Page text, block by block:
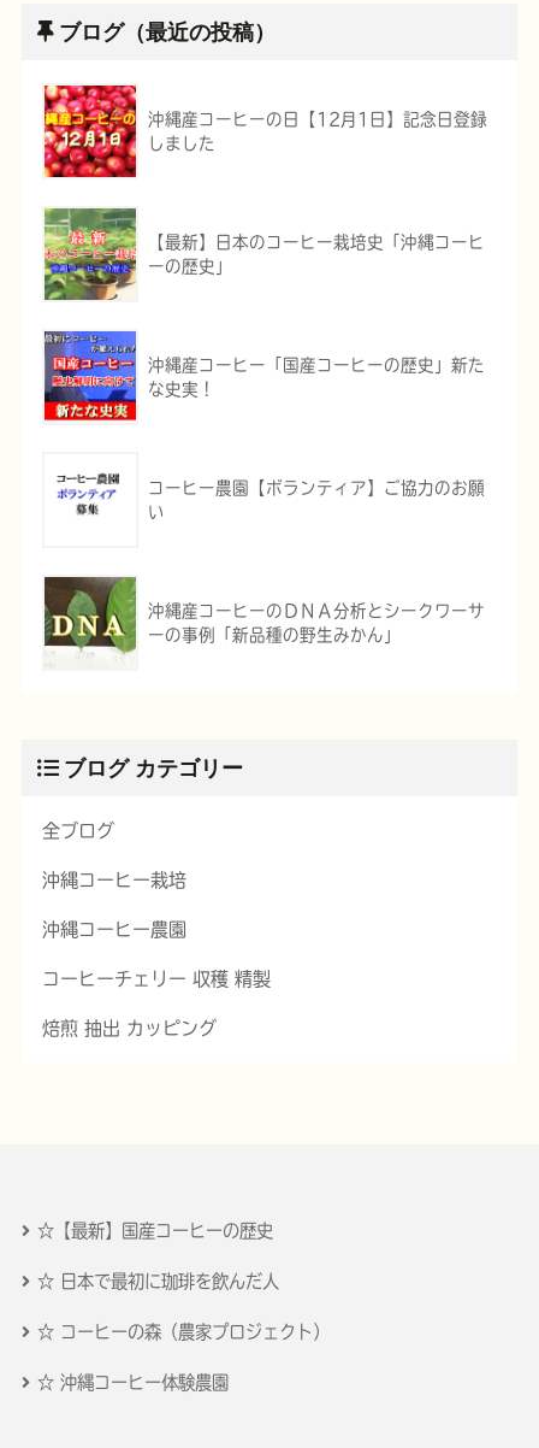
ブログ（最近の投稿）
沖縄産コーヒーの日【12月1日】記念日登録
しました
【最新】日本のコーヒー栽培史「沖縄コーヒ
ーの歴史」
沖縄産コーヒー「国産コーヒーの歴史」新た
な史実！
コーヒー農園【ボランティア】ご協力のお願
い
沖縄産コーヒーのＤＮＡ分析とシークワーサ
ーの事例「新品種の野生みかん」
ブログ カテゴリー
全ブログ
沖縄コーヒー栽培
沖縄コーヒー農園
コーヒーチェリー 収穫 精製
焙煎 抽出 カッピング
☆【最新】国産コーヒーの歴史
☆ 日本で最初に珈琲を飲んだ人
☆ コーヒーの森（農家プロジェクト）
☆ 沖縄コーヒー体験農園